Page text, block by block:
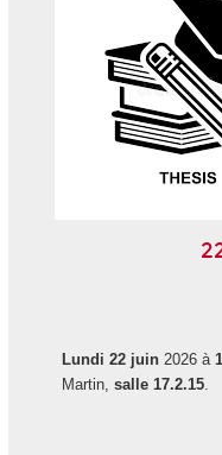
Lundi 22 juin 2026 à
Martin, salle 17.2.15